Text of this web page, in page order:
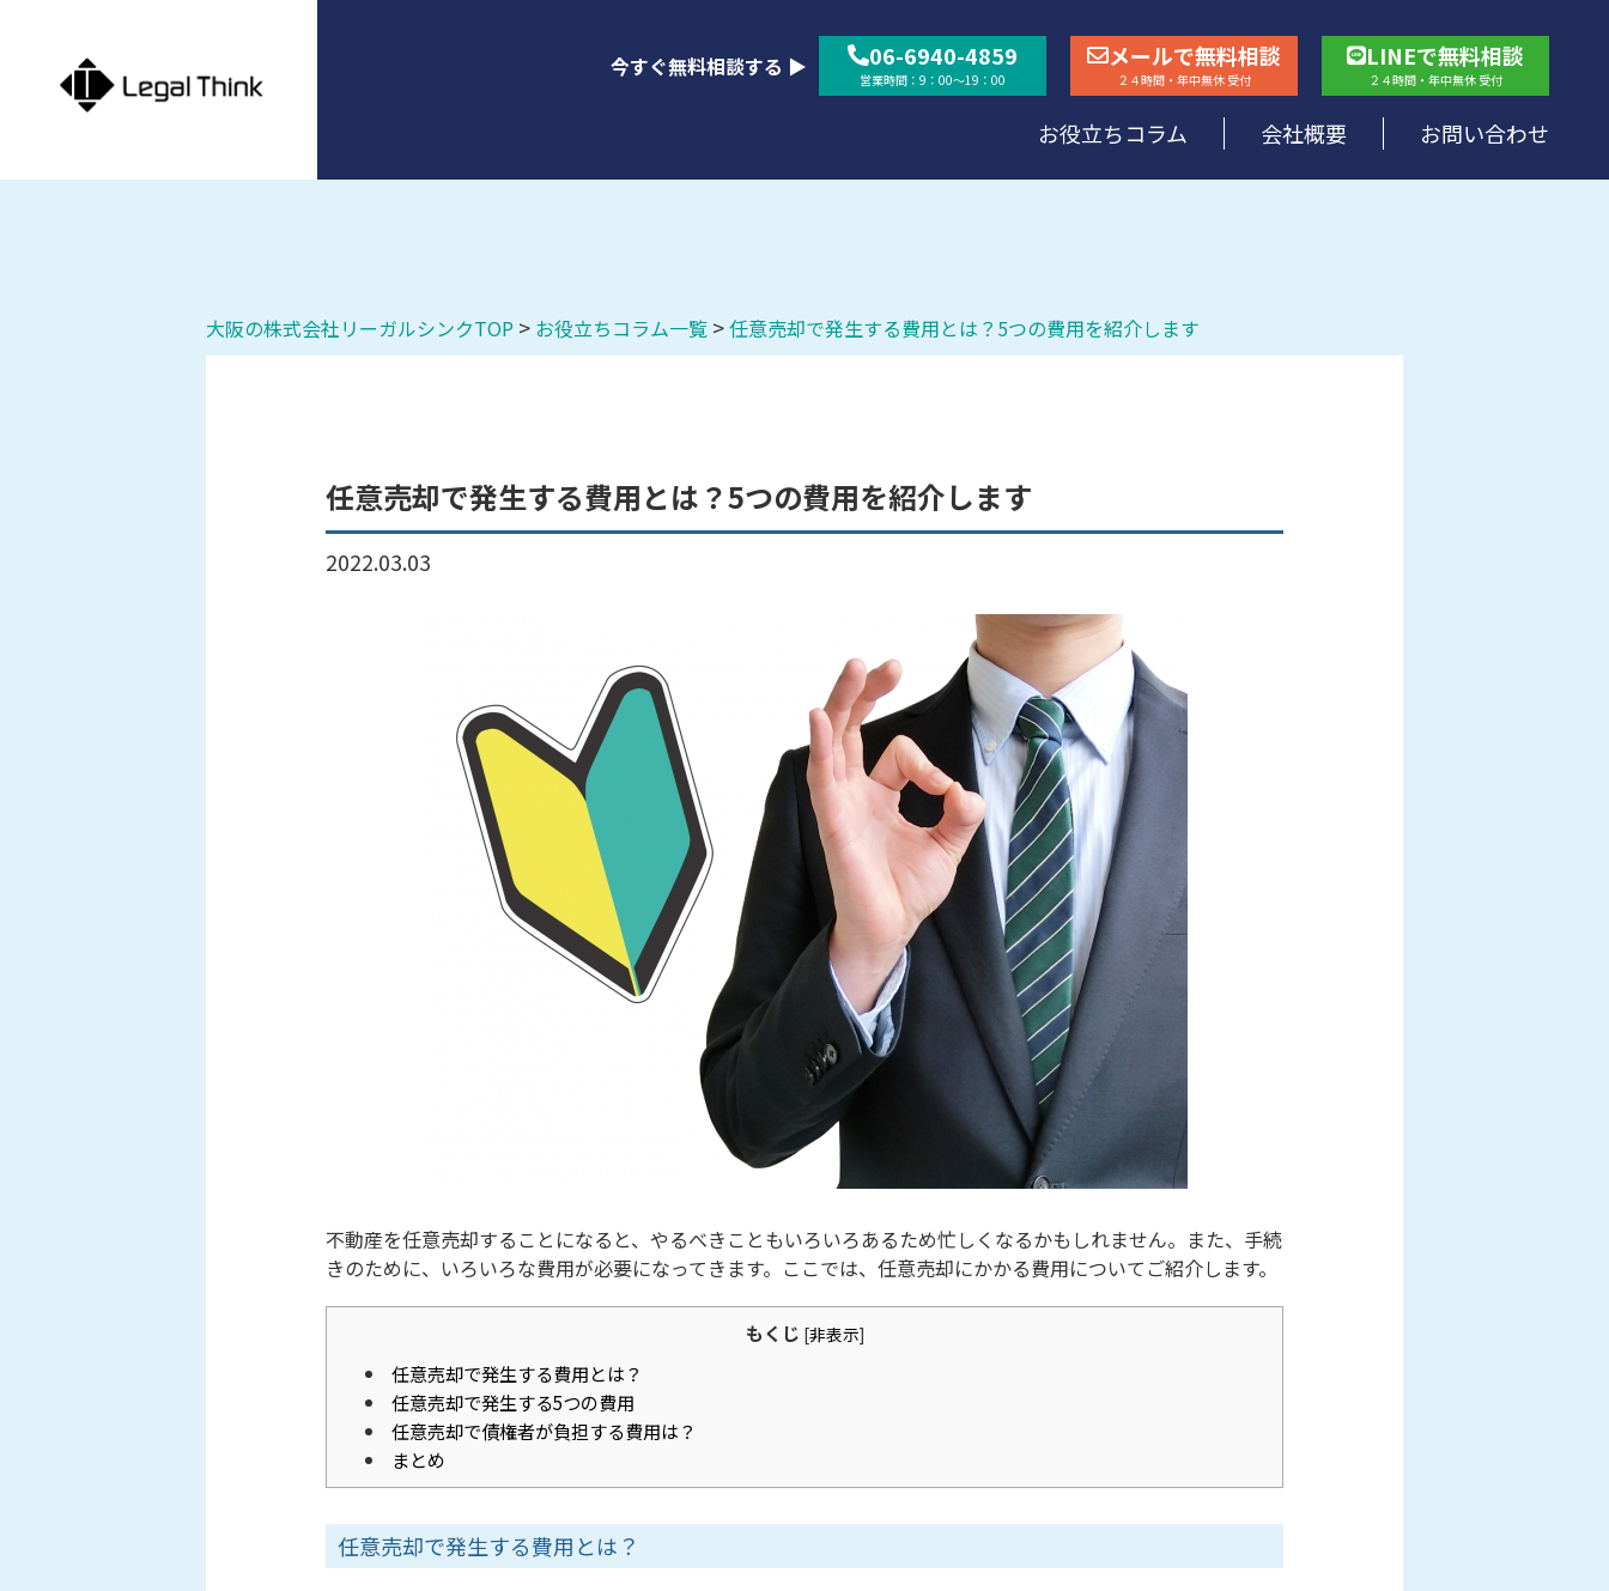
今すぐ無料相談する ▶ 06-6940-4859
営業時間：9：00～19：00
メールで無料相談
２４時間・年中無休 受付
LINEで無料相談
２４時間・年中無休 受付
お役立ちコラム 会社概要 お問い合わせ
大阪の株式会社リーガルシンクTOP > お役立ちコラム一覧 >任意売却で発生する費用とは？5つの費用を紹介します
任意売却で発生する費用とは？5つの費用を紹介します
2022.03.03
不動産を任意売却することになると、やるべきこともいろいろあるため忙しくなるかもしれません。また、手続
きのために、いろいろな費用が必要になってきます。ここでは、任意売却にかかる費用についてご紹介します。
もくじ [非表示]
任意売却で発生する費用とは？
任意売却で発生する5つの費用
任意売却で債権者が負担する費用は？
まとめ
任意売却で発生する費用とは？